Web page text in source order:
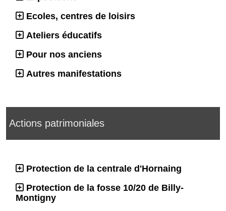
Ecoles, centres de loisirs
Ateliers éducatifs
Pour nos anciens
Autres manifestations
Actions patrimoniales
Protection de la centrale d'Hornaing
Protection de la fosse 10/20 de Billy-
Montigny